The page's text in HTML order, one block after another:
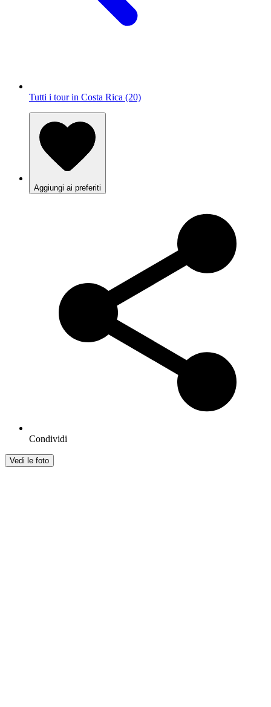
Tutti i tour in Costa Rica (20)
Aggiungi ai preferiti
Condividi
Vedi le foto